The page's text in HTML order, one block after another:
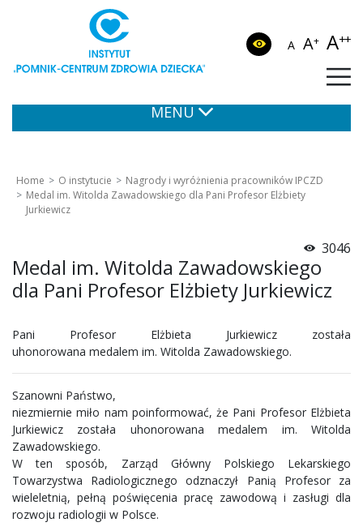
A A+ A++
MENU
Home O instytucie
Nagrody i wyróżnienia pracowników IPCZD
Medal im. Witolda Zawadowskiego dla Pani Profesor Elżbiety
Jurkiewicz
3046
Medal im. Witolda Zawadowskiego
dla Pani Profesor Elżbiety Jurkiewicz
Pani Profesor Elżbieta Jurkiewicz została
uhonorowana medalem im. Witolda Zawadowskiego.
Szanowni Państwo,
niezmiernie miło nam poinformować, że Pani Profesor Elżbieta
Jurkiewicz została uhonorowana medalem im. Witolda
Zawadowskiego.
W ten sposób, Zarząd Główny Polskiego Lekarskiego
Towarzystwa Radiologicznego odznaczył Panią Profesor za
wieleletnią, pełną poświęcenia pracę zawodową i zasługi dla
rozwoju radiologii w Polsce.